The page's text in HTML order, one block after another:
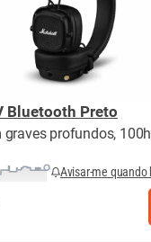
Bluetooth Preto
profundos,
Avisar-me quando